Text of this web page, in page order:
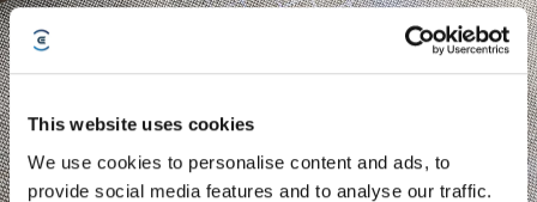
This website uses cookies
We use cookies to personalise content and ads, to
provide social media features and to analyse our traffic.